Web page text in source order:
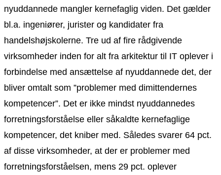
nyuddannede mangler kernefaglig viden. Det gælder
bl.a. ingeniører, jurister og kandidater fra
handelshøjskolerne. Tre ud af fire rådgivende
virksomheder inden for alt fra arkitektur til IT oplever i
forbindelse med ansættelse af nyuddannede det, der
bliver omtalt som ”problemer med dimittendernes
kompetencer”. Det er ikke mindst nyuddannedes
forretningsforståelse eller såkaldte kernefaglige
kompetencer, det kniber med. Således svarer 64 pct.
af disse virksomheder, at der er problemer med
forretningsforståelsen, mens 29 pct. oplever